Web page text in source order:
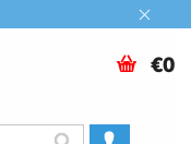
€0